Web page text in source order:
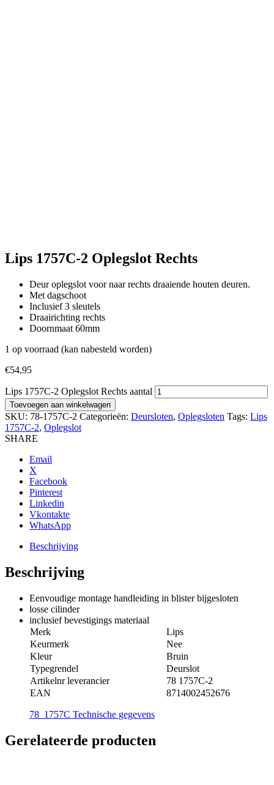
Lips 1757C-2 Oplegslot Rechts
Deur oplegslot voor naar rechts draaiende houten deuren.
Met dagschoot
Inclusief 3 sleutels
Draairichting rechts
Doornmaat 60mm
1 op voorraad (kan nabesteld worden)
€54,95
Lips 1757C-2 Oplegslot Rechts aantal
Toevoegen aan winkelwagen
SKU: 78-1757C-2 Categorieën: Deursloten, Oplegsloten Tags: Lips
1757C-2, Oplegslot
SHARE
Email
X
Facebook
Pinterest
Linkedin
Vkontakte
WhatsApp
Beschrijving
Beschrijving
Eenvoudige montage handleiding in blister bijgesloten
losse cilinder
inclusief bevestigings materiaal
Merk
Lips
Keurmerk
Nee
Kleur
Bruin
Typegrendel
Deurslot
Artikelnr leverancier
78 1757C-2
EAN
8714002452676
78_1757C Technische gegevens
Gerelateerde producten